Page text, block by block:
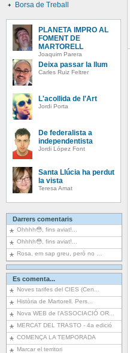
Borsa de Treball
PLANETA IMPRO AL
FOMENT DE
MARTORELL
Joaquim Parera
Deixa passar la llum
Carles Ruiz Feltrer
L'acollida de l'Art
Jordi Porta
De federalista a
independentista
Jordi López Font
Santa Llúcia ha perdut
la vista
Teresa Amat
Darrers comentaris
Ohhhh😳, fins aviat!...
Ohhhh😳, fins aviat!...
Rosa, em sap greu, però no ...
Es comenta...
Noves tarifes del CIES (Cen...
Història de Martorell. Pers...
Nova WEB de l'ASSOCIACIÓ OR...
MERCAT DEL TRASTO - 4a edició
COMENÇA LA TEMPORADA
Marcar el territori